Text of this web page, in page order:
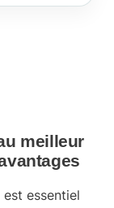
meilleur
essentiel